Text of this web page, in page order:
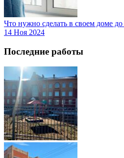
Что нужно сделать в своем доме
14 Ноя 2024
Последние работы